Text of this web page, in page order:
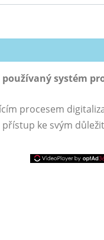
používaný systém
procesem
ke svým